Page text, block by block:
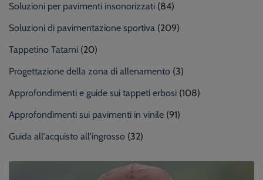
Soluzioni per pavimenti insonorizzati (84)
Soluzioni di pavimentazione sportiva (209)
Tappetino Tatami (20)
Progettazione della zona di allenamento (3)
Approfondimenti e guide sui tappeti erbosi (108)
Approfondimenti sui pavimenti in vinile (91)
Guida all'acquisto all'ingrosso (32)